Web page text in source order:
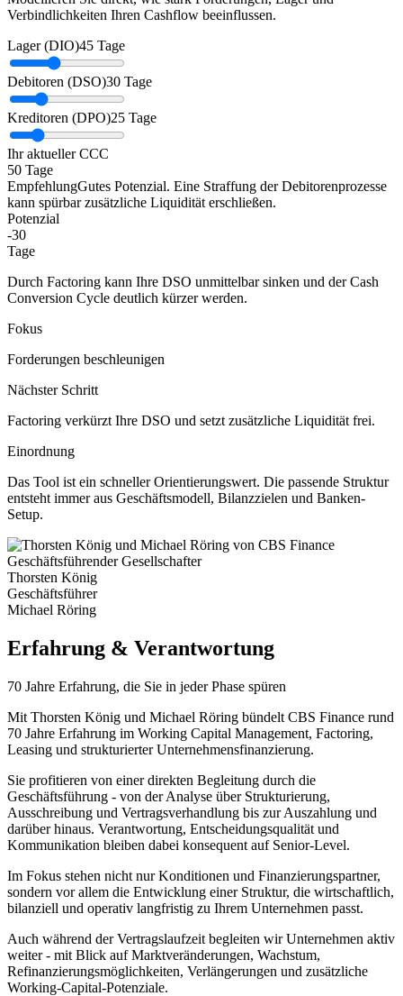
Verbindlichkeiten Ihren Cashflow beeinflussen.
Lager (DIO)45 Tage
Debitoren (DSO)30 Tage
Kreditoren (DPO)25 Tage
Ihr aktueller CCC
50 Tage
EmpfehlungGutes Potenzial. Eine Straffung der Debitorenprozesse
kann spürbar zusätzliche Liquidität erschließen.
Potenzial
-30
Tage
Durch Factoring kann Ihre DSO unmittelbar sinken und der Cash
Conversion Cycle deutlich kürzer werden.
Fokus
Forderungen beschleunigen
Nächster Schritt
Factoring verkürzt Ihre DSO und setzt zusätzliche Liquidität frei.
Einordnung
Das Tool ist ein schneller Orientierungswert. Die passende Struktur
entsteht immer aus Geschäftsmodell, Bilanzzielen und Banken-
Setup.
Geschäftsführender Gesellschafter
Thorsten König
Geschäftsführer
Michael Röring
Erfahrung & Verantwortung
70 Jahre Erfahrung, die Sie in jeder Phase spüren
Mit Thorsten König und Michael Röring bündelt CBS Finance rund
70 Jahre Erfahrung im Working Capital Management, Factoring,
Leasing und strukturierter Unternehmensfinanzierung.
Sie profitieren von einer direkten Begleitung durch die
Geschäftsführung - von der Analyse über Strukturierung,
Ausschreibung und Vertragsverhandlung bis zur Auszahlung und
darüber hinaus. Verantwortung, Entscheidungsqualität und
Kommunikation bleiben dabei konsequent auf Senior-Level.
Im Fokus stehen nicht nur Konditionen und Finanzierungspartner,
sondern vor allem die Entwicklung einer Struktur, die wirtschaftlich,
bilanziell und operativ langfristig zu Ihrem Unternehmen passt.
Auch während der Vertragslaufzeit begleiten wir Unternehmen aktiv
weiter - mit Blick auf Marktveränderungen, Wachstum,
Refinanzierungsmöglichkeiten, Verlängerungen und zusätzliche
Working-Capital-Potenziale.